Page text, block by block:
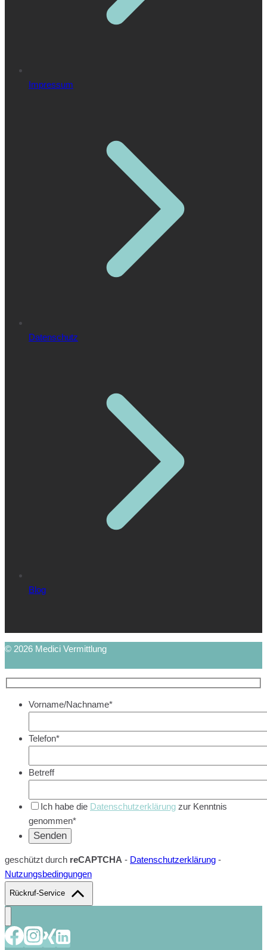
Impressum
Datenschutz
Blog
© 2026 Medici Vermittlung
Vorname/Nachname*
Telefon*
Betreff
Ich habe die Datenschutzerklärung zur Kenntnis
genommen*
geschützt durch reCAPTCHA - Datenschutzerklärung -
Nutzungsbedingungen
Rückruf-Service